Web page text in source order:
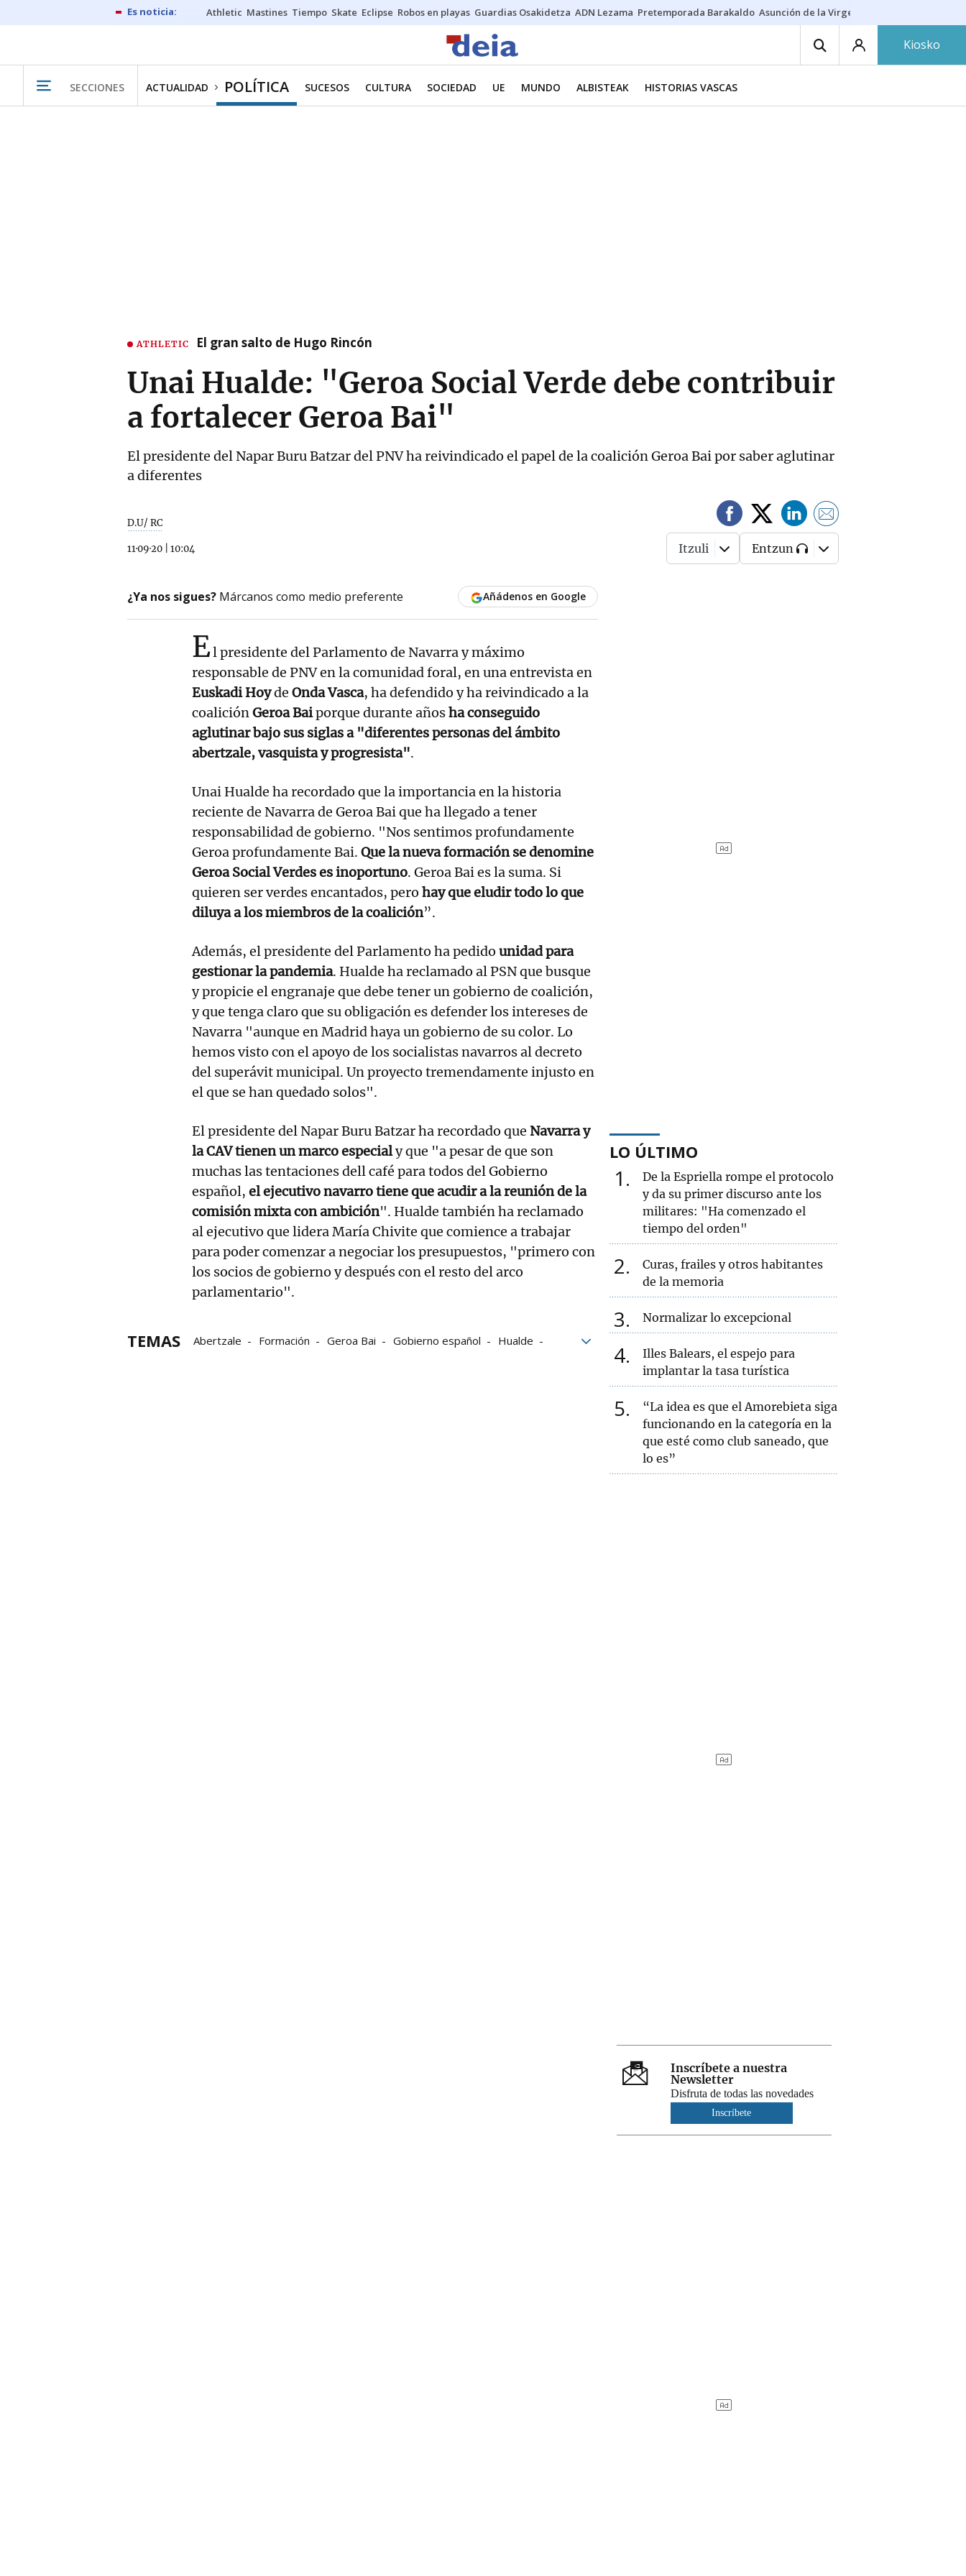
Athletic Mastines Tiempo Skate Eclipse Robos en playas Guardias Osakidetza ADN Lezama Pretemporada Barakaldo Asunción de la Virgen
Kiosko
SECCIONES ACTUALIDAD POLÍTICA SUCESOS CULTURA SOCIEDAD UE MUNDO ALBISTEAK HISTORIAS VASCAS
ATHLETIC El gran salto de Hugo Rincón
Unai Hualde: "Geroa Social Verde debe contribuir
a fortalecer Geroa Bai"
El presidente del Napar Buru Batzar del PNV ha reivindicado el papel de la coalición Geroa Bai por saber aglutinar
a diferentes
D.U/ RC
11·09·20 10:04 Itzuli Entzun
¿Ya nos sigues? Márcanos como medio preferente Añádenos en Google
El presidente del Parlamento de Navarra y máximo
responsable de PNV en la comunidad foral, en una entrevista en
Euskadi Hoyde Onda Vasca, ha defendido y ha reivindicado a la
coaliciónGeroa Baiporque durante añosha conseguido
aglutinar bajo sus siglas a "diferentes personas del ámbito
abertzale, vasquista y progresista".
Unai Hualde ha recordado que la importancia en la historia
reciente de Navarra de Geroa Bai que ha llegado a tener
responsabilidad de gobierno. "Nos sentimos profundamente
Geroa profundamente Bai. Que la nueva formación se denomine
Geroa Social Verdes es inoportuno. Geroa Bai es la suma. Si
quieren ser verdes encantados, pero hay que eludir todo lo que
diluya a los miembros de la coalición”.
Además, el presidente del Parlamento ha pedido unidad para
gestionar la pandemia. Hualde ha reclamado al PSN que busque
y propicie el engranaje que debe tener un gobierno de coalición,
y que tenga claro que su obligación es defender los intereses de
Navarra "aunque en Madrid haya un gobierno de su color. Lo
hemos visto con el apoyo de los socialistas navarros al decreto
del superávit municipal. Un proyecto tremendamente injusto en
el que se han quedado solos".
El presidente del Napar Buru Batzar ha recordado que Navarra y
la CAV tienen un marco especialy que "a pesar de que son
muchas las tentaciones dell café para todos del Gobierno
español, el ejecutivo navarro tiene que acudir a la reunión de la
comisión mixta con ambición". Hualde también ha reclamado
al ejecutivo que lidera María Chivite que comience a trabajar
para poder comenzar a negociar los presupuestos, "primero con
los socios de gobierno y después con el resto del arco
parlamentario".
TEMAS Abertzale Formación Geroa Bai Gobierno español
Hualde
LO ÚLTIMO
1
De la Espriella rompe el protocolo
y da su primer discurso ante los
militares: "Ha comenzado el
tiempo del orden"
2
Curas, frailes y otros habitantes
de la memoria
3 Normalizar lo excepcional
4
Illes Balears, el espejo para
implantar la tasa turística
5
“La idea es que el Amorebieta siga
funcionando en la categoría en la
que esté como club saneado, que
lo es”
Inscríbete a nuestra
Newsletter
Disfruta de todas las novedades
Inscríbete